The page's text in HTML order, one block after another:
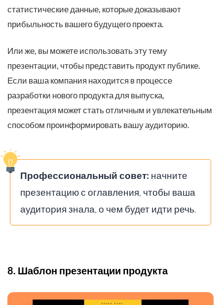
статистические данные, которые доказывают
прибыльность вашего будущего проекта.
Или же, вы можете использовать эту тему
презентации, чтобы представить продукт публике.
Если ваша компания находится в процессе
разработки нового продукта для выпуска,
презентация может стать отличным и увлекательным
способом проинформировать вашу аудиторию.
Профессиональный совет: начните
презентацию с оглавления, чтобы ваша
аудитория знала, о чем будет идти речь.
8. Шаблон презентации продукта